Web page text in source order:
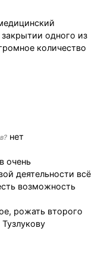
одного из
количество
нет
очень
деятельности всё
возможность
рожать второго